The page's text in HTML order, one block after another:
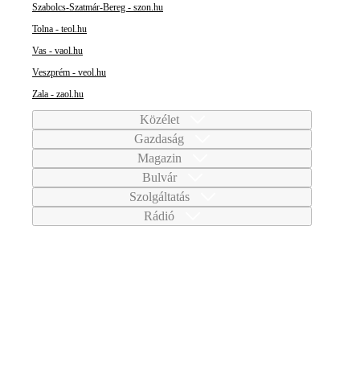
Szabolcs-Szatmár-Bereg - szon.hu
Tolna - teol.hu
Vas - vaol.hu
Veszprém - veol.hu
Zala - zaol.hu
Közélet
Gazdaság
Magazin
Bulvár
Szolgáltatás
Rádió